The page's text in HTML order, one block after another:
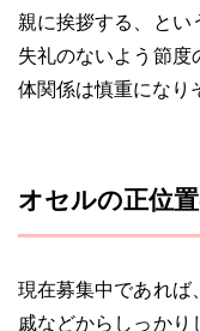
親に挨拶する、とい
失礼のないよう節度
体関係は慎重になり
オセルの正位
現在募集中であれば
戚などからしっかり